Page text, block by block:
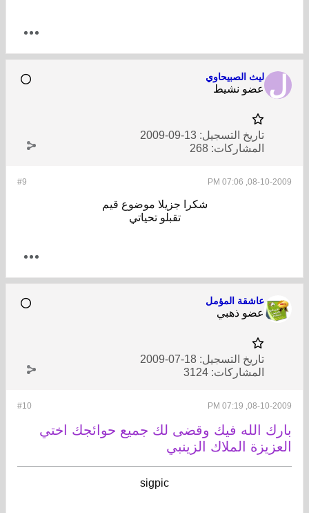
ليث الصبيحاوي
عضو نشيط
تاريخ التسجيل: 13-09-2009
المشاركات: 268
#9 08-10-2009, 07:06 PM
شكرا جزيلا موضوع قيم
تقبلو تحياتي
عاشقة المؤمل
عضو ذهبي
تاريخ التسجيل: 18-07-2009
المشاركات: 3124
#10 08-10-2009, 07:19 PM
بارك الله فيك وقضى لك جميع حوائجك اختي
العزيزة الملاك الزينبي
sigpic